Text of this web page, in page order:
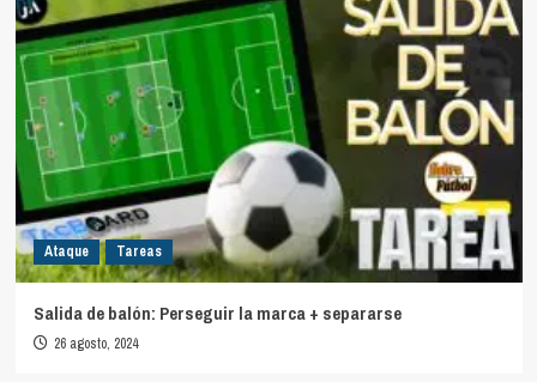
Ataque Tareas
Salida de balón: Perseguir la marca + separarse
26 agosto, 2024